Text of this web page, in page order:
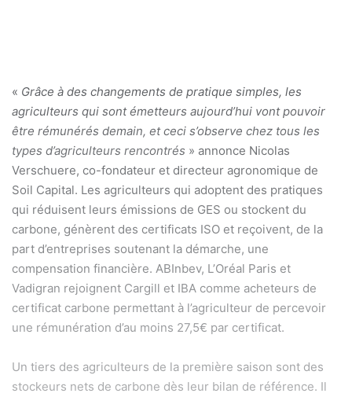
« Grâce à des changements de pratique simples, les
agriculteurs qui sont émetteurs aujourd’hui vont pouvoir
être rémunérés demain, et ceci s’observe chez tous les
types d’agriculteurs rencontrés » annonce Nicolas
Verschuere, co-fondateur et directeur agronomique de
Soil Capital. Les agriculteurs qui adoptent des pratiques
qui réduisent leurs émissions de GES ou stockent du
carbone, génèrent des certificats ISO et reçoivent, de la
part d’entreprises soutenant la démarche, une
compensation financière. ABInbev, L’Oréal Paris et
Vadigran rejoignent Cargill et IBA comme acheteurs de
certificat carbone permettant à l’agriculteur de percevoir
une rémunération d’au moins 27,5€ par certificat.
Un tiers des agriculteurs de la première saison sont des
stockeurs nets de carbone dès leur bilan de référence. Il